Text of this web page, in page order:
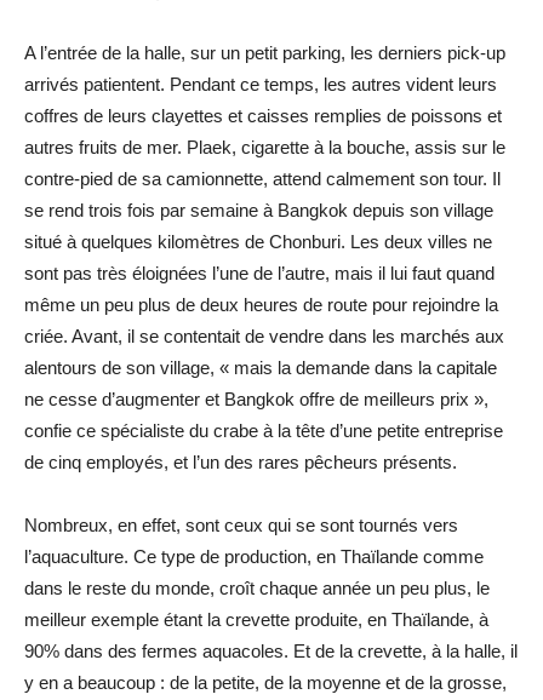
A l’entrée de la halle, sur un petit parking, les derniers pick-up
arrivés patientent. Pendant ce temps, les autres vident leurs
coffres de leurs clayettes et caisses remplies de poissons et
autres fruits de mer. Plaek, cigarette à la bouche, assis sur le
contre-pied de sa camionnette, attend calmement son tour. Il
se rend trois fois par semaine à Bangkok depuis son village
situé à quelques kilomètres de Chonburi. Les deux villes ne
sont pas très éloignées l’une de l’autre, mais il lui faut quand
même un peu plus de deux heures de route pour rejoindre la
criée. Avant, il se contentait de vendre dans les marchés aux
alentours de son village, « mais la demande dans la capitale
ne cesse d’augmenter et Bangkok offre de meilleurs prix »,
confie ce spécialiste du crabe à la tête d’une petite entreprise
de cinq employés, et l’un des rares pêcheurs présents.
Nombreux, en effet, sont ceux qui se sont tournés vers
l’aquaculture. Ce type de production, en Thaïlande comme
dans le reste du monde, croît chaque année un peu plus, le
meilleur exemple étant la crevette produite, en Thaïlande, à
90% dans des fermes aquacoles. Et de la crevette, à la halle, il
y en a beaucoup : de la petite, de la moyenne et de la grosse,